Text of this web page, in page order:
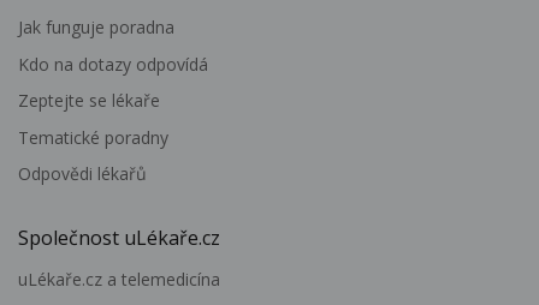
Jak funguje poradna
Kdo na dotazy odpovídá
Zeptejte se lékaře
Tematické poradny
Odpovědi lékařů
Společnost uLékaře.cz
uLékaře.cz a telemedicína